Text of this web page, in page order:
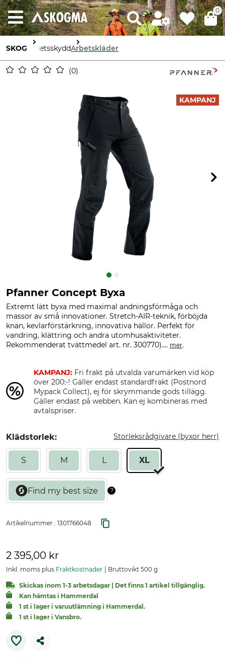
0
SKOG ArbetsskyddArbetskläder
0
KAMPANJ
Pfanner Concept Byxa
Extremt lätt byxa med maximal andningsförmåga och
massor av små innovationer. Stretch-AIR-teknik, förböjda
knän, kevlarförstärkning, innovativa hällor. Perfekt för
vandring, klättring och andra utomhusaktiviteter.
Rekommenderat tvättmedel art. nr. 300770).... mer.
KAMPANJ: Fri frakt på utvalda varumärken vid köp
över 200:-! Gäller endast standardfrakt (Postnord
Mypack Collect), ej för skrymmande gods tillägg.
Gäller endast på webben. Kan ej kombineras med
avtalspriser.
Klädstorlek: Storleksrådgivare (byxor herr)
S M L XL
Artikelnummer.: 1301766048
2 395,00 kr
Inkl. moms plus Fraktkostnader Bruttovikt 500 g
Skickas inom 1-3 arbetsdagar | Det finns 1 artikel tillgänglig.
Kan hämtas i Hammerdal
1 st i lager i varuutlämning i Hammerdal.
1 st i lager i Vansbro.